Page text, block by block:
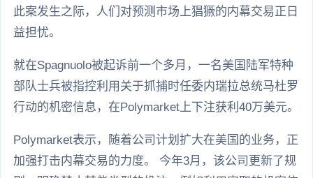
此案发生之际，人们对预测市场上猖獗的内幕交易正日
益担忧。
就在Spagnuolo被起诉前一个多月，一名美国陆军特种
部队士兵被指控利用关于抓捕时任委内瑞拉总统马杜罗
行动的机密信息，在Polymarket上下注获利40万美元。
Polymarket表示，随着公司计划扩大在美国的业务，正
加强打击内幕交易的力度。 今年3月，该公司更新了规